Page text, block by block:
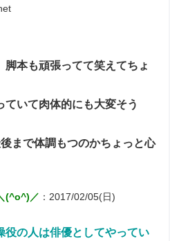
本も頑張ってて笑えてちょ
いて肉体的にも大変そう
まで体調もつのかちょっと心
(^o^)／ ：2017/02/05(日)
役の人は俳優としてやってい